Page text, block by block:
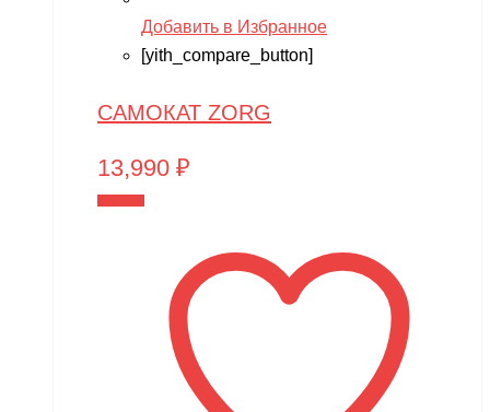
Добавить в Избранное
[yith_compare_button]
САМОКАТ ZORG
13,990 ₽